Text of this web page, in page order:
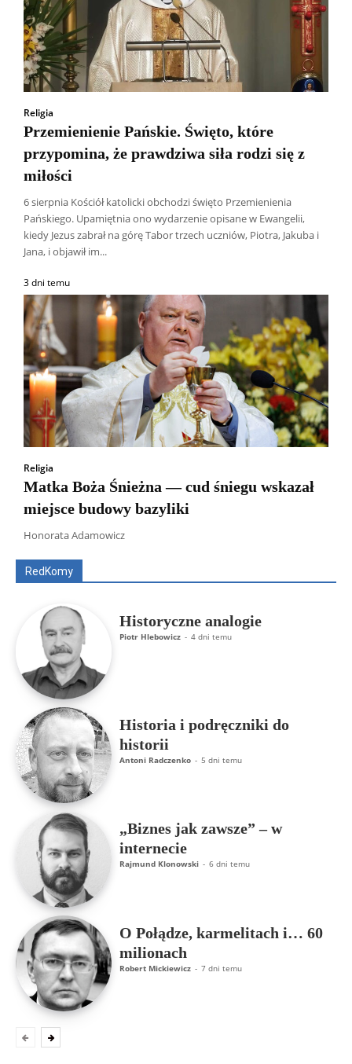
Religia
Przemienienie Pańskie. Święto, które
przypomina, że prawdziwa siła rodzi się z
miłości
6 sierpnia Kościół katolicki obchodzi święto Przemienienia
Pańskiego. Upamiętnia ono wydarzenie opisane w Ewangelii,
kiedy Jezus zabrał na górę Tabor trzech uczniów, Piotra, Jakuba i
Jana, i objawił im...
3 dni temu
Religia
Matka Boża Śnieżna — cud śniegu wskazał
miejsce budowy bazyliki
Honorata Adamowicz
RedKomy
Wszyscy Aleksander Borowik
ks. Jarosław Wąsowicz SDB
Historyczne analogie
Piotr Hlebowicz - 4 dni temu
Historia i podręczniki do
historii
Antoni Radczenko - 5 dni temu
„Biznes jak zawsze” – w
internecie
Rajmund Klonowski - 6 dni temu
O Połądze, karmelitach i… 60
milionach
Robert Mickiewicz - 7 dni temu